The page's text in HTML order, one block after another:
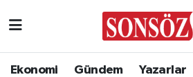
Ekonomi Gündem Yazarlar
Asayiş
Ankara Nöbetçi Eczaneler